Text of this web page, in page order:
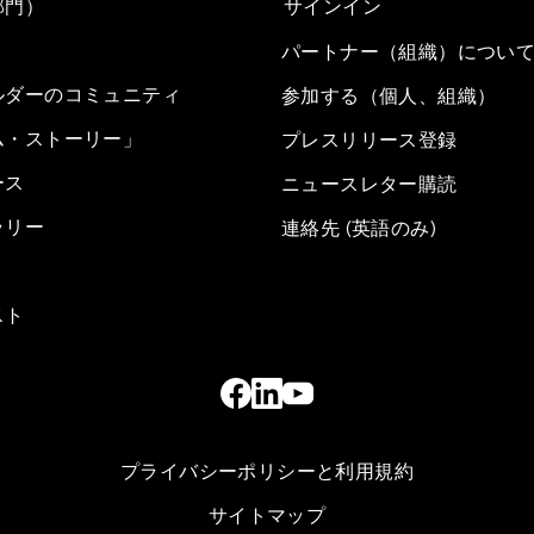
）
ーのコミュニティ
ストーリー」
リー
サインイン
パートナー（組織）につい
参加する（個人、組織）
プレスリリース登録
ニュースレター購読
連絡先 (英語のみ)
プライバシーポリシーと利用規約
サイトマップ